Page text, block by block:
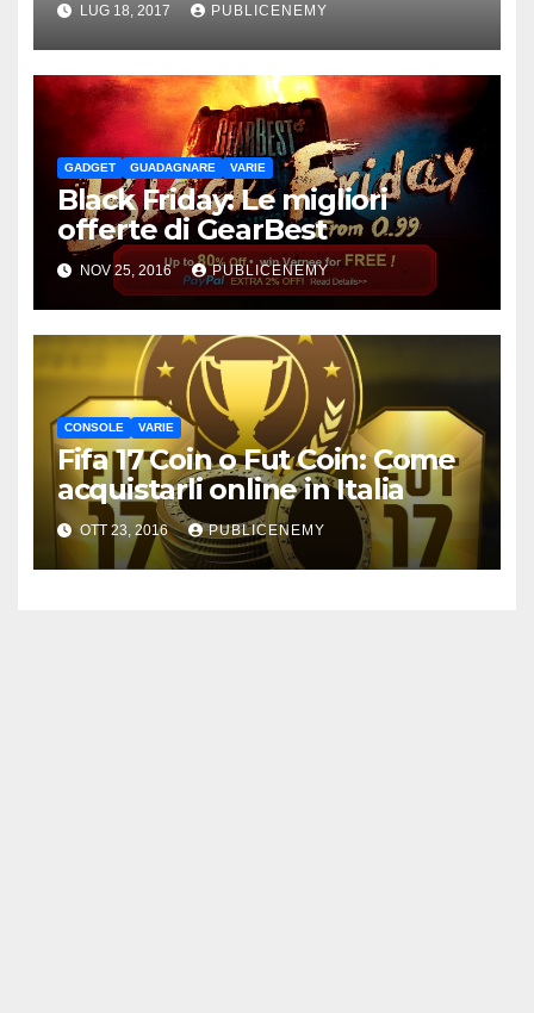
LUG 18, 2017 PUBLICENEMY
GADGET GUADAGNARE VARIE
Black Friday: Le migliori
offerte di GearBest
NOV 25, 2016 PUBLICENEMY
CONSOLE VARIE
Fifa 17 Coin o Fut Coin: Come
acquistarli online in Italia
OTT 23, 2016 PUBLICENEMY